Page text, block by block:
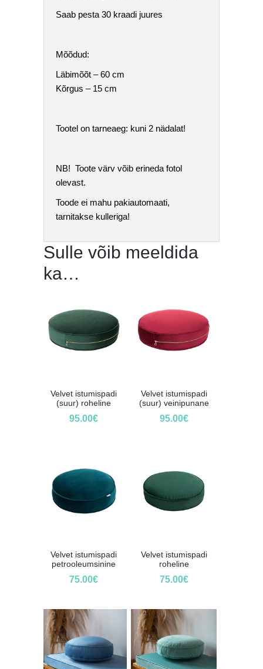
Saab pesta 30 kraadi juures
Mõõdud:
Läbimõõt – 60 cm
Kõrgus – 15 cm
Tootel on tarneaeg: kuni 2 nädalat!
NB! Toote värv võib erineda fotol
olevast.
Toode ei mahu pakiautomaati,
tarnitakse kulleriga!
Sulle võib meeldida
ka…
Velvet istumispadi
(suur) roheline
95.00€
Velvet istumispadi
(suur) veinipunane
95.00€
Velvet istumispadi
petrooleumsinine
75.00€
Velvet istumispadi
roheline
75.00€